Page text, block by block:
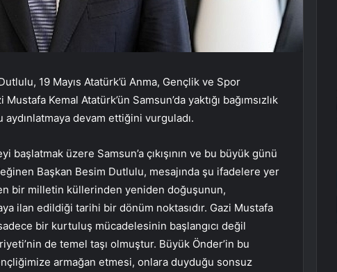
19 Mayıs Atatürk’ü Anma, Gençlik ve Spor
Kemal Atatürk’ün Samsun’da yaktığı bağımsızlık
devam ettiğini vurguladı.
başlatmak üzere Samsun’a çıkışının ve bu büyük günü
Başkan Besim Dutlulu, mesajında şu ifadelere yer
bir milletin küllerinden yeniden doğuşunun,
ilan edildiği tarihi bir dönüm noktasıdır. Gazi Mustafa
bir kurtuluş mücadelesinin başlangıcı değil
de temel taşı olmuştur. Büyük Önder’in bu
armağan etmesi, onlara duyduğu sonsuz